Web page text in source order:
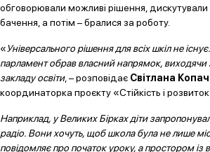
обговорювали можливі рішення,
бачення, а потім – бралися за роботу.
«Універсального рішення для всіх шкіл не
парламент обрав власний напрямок, виходячи
закладу освіти, – розповідає Світлана
координаторка проєкту «Стійкість і
Наприклад, у Великих Бірках діти
радіо. Вони хочуть, щоб школа була не лише
повідомляє про початок уроку, а простором